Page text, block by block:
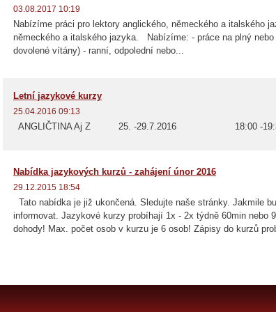
03.08.2017 10:19
Nabízíme práci pro lektory anglického, německého a italského
německého a italského jazyka. Nabízíme: - práce na plný
dovolené vítány) - ranní, odpolední nebo...
Letní jazykové kurzy
25.04.2016 09:13
ANGLIČTINA Aj Z 25. -29.7.2016 18:00 -
Nabídka jazykových kurzů - zahájení únor 2016
29.12.2015 18:54
Tato nabídka je již ukončená. Sledujte naše stránky. Jakmile
informovat. Jazykové kurzy probíhají 1x - 2x týdně 60min nebo
dohody! Max. počet osob v kurzu je 6 osob! Zápisy do kurzů